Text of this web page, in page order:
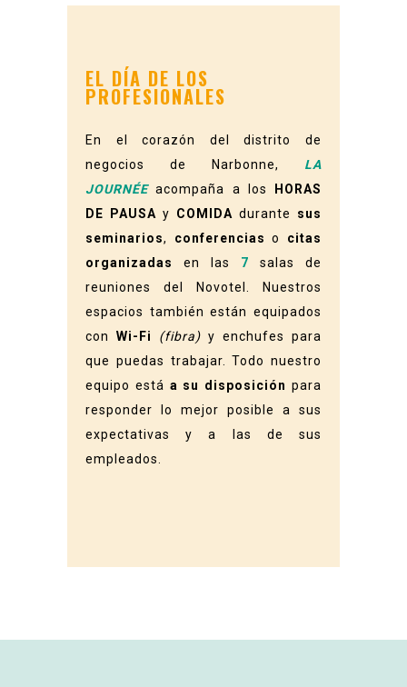
EL DÍA DE LOS
PROFESIONALES
En el corazón del distrito de
negocios de Narbonne, LA
JOURNÉEacompaña a los
HORAS
DE PAUSA y COMIDA durante sus
seminarios, conferencias o citas
organizadas
en las 7 salas de
reuniones del Novotel. Nuestros
espacios también están equipados
con Wi-Fi (fibra) y enchufes para
que puedas trabajar. Todo nuestro
equipo está a su disposición para
responder lo mejor posible a sus
expectativas y a las de sus
empleados.